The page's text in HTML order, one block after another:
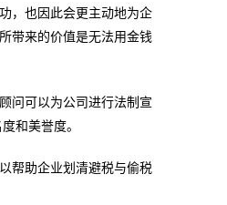
，也因此会更主动地为企
带来的价值是无法用金钱
问可以为公司进行法制宣
和美誉度。
帮助企业划清避税与偷税